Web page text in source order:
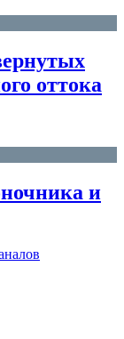
оттока
и